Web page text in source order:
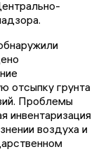
отсыпку грунта
Проблемы
инвентаризация
воздуха и